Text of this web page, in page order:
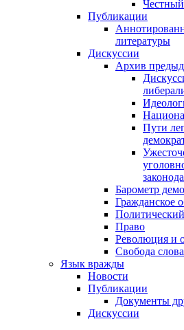
Публикации
литературы
Дискуссии
Архив
Пути
Барометр
Гражданское
Право
Революция и
Свобода слова
Язык вражды
Новости
Публикации
Документы
Дискуссии